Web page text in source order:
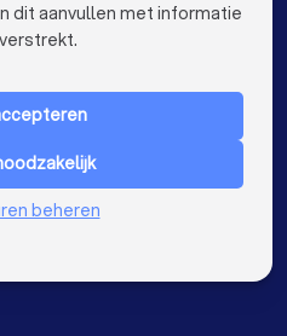
op-den-Berg
Vloerders in de buurt
keyboard_arrow_down
dit aanvullen met informatie
beheren